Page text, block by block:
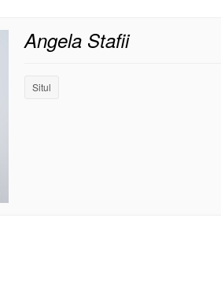
Angela Stafii
Situl